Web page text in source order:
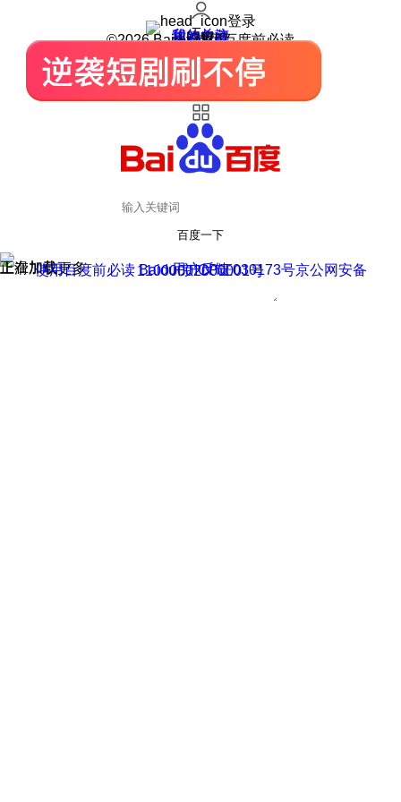
登录
我的关注
我的收藏
皮肤中心
用户反馈
设置
©2026 Baidu 使用百度前必读
百度一下
正在加载
上滑加载更多 用户反馈
使用百度前必读 Baidu 京ICP证030173号
京公网安备11000002000001号